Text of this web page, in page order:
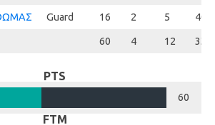
Guard 16 2 5 40.0
60 4 12 33.3
PTS
60
FTM